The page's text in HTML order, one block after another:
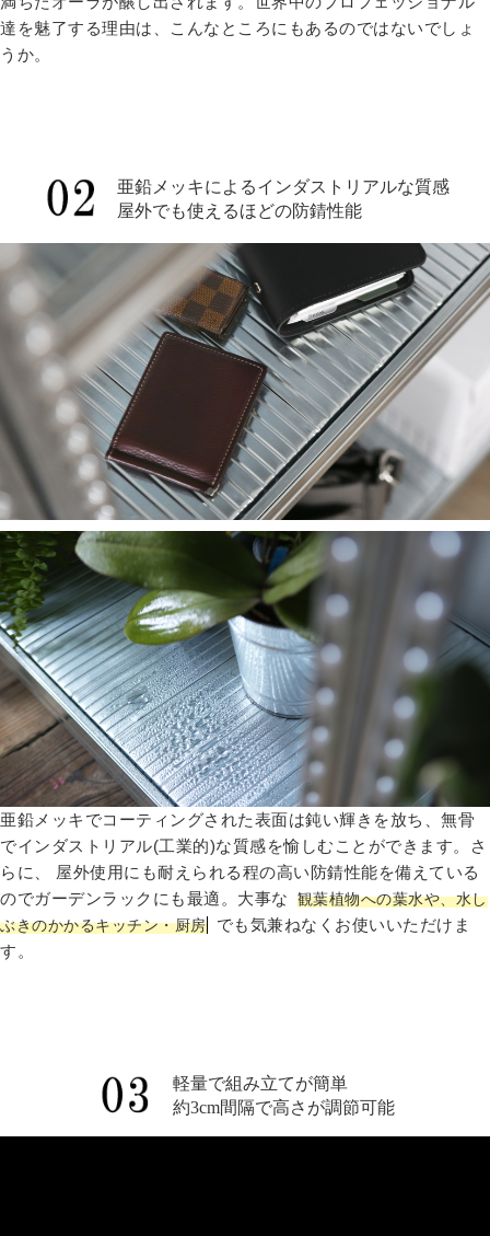
達を魅了する理由は、こんなところにもあるのではないでしょ
うか。
亜鉛メッキによるインダストリアルな質感
屋外でも使えるほどの防錆性能
亜鉛メッキでコーティングされた表面は鈍い輝きを放ち、無骨
でインダストリアル(工業的)な質感を愉しむことができます。さ
らに、 屋外使用にも耐えられる程の高い防錆性能を備えている
のでガーデンラックにも最適。大事な
観葉植物への葉水や、水し
ぶきのかかるキッチン・厨房
でも気兼ねなくお使いいただけま
す。
軽量で組み立てが簡単
約3cm間隔で高さが調節可能